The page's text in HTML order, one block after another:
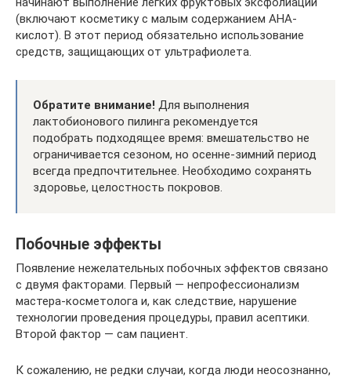
(включают косметику с малым содержанием АНА-
кислот). В этот период обязательно использование
средств, защищающих от ультрафиолета.
Обратите внимание! Для выполнения
лактобионового пилинга рекомендуется
подобрать подходящее время: вмешательство не
ограничивается сезоном, но осенне-зимний период
всегда предпочтительнее. Необходимо сохранять
здоровье, целостность покровов.
Побочные эффекты
Появление нежелательных побочных эффектов связано
с двумя факторами. Первый — непрофессионализм
мастера-косметолога и, как следствие, нарушение
технологии проведения процедуры, правил асептики.
Второй фактор — сам пациент.
К сожалению, не редки случаи, когда люди неосознанно,